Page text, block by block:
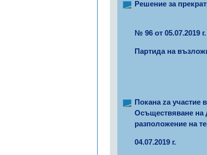
Решение за
№ 96 от 05.07.2019 г.
Партида на
Покана zа участие
Осъществяване на
разположение на
04.07.2019 г.